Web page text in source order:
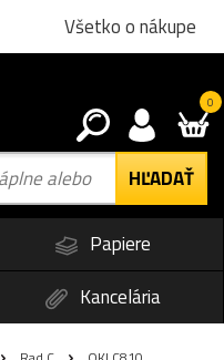
Všetko o nákupe
0
Papiere
Kancelária